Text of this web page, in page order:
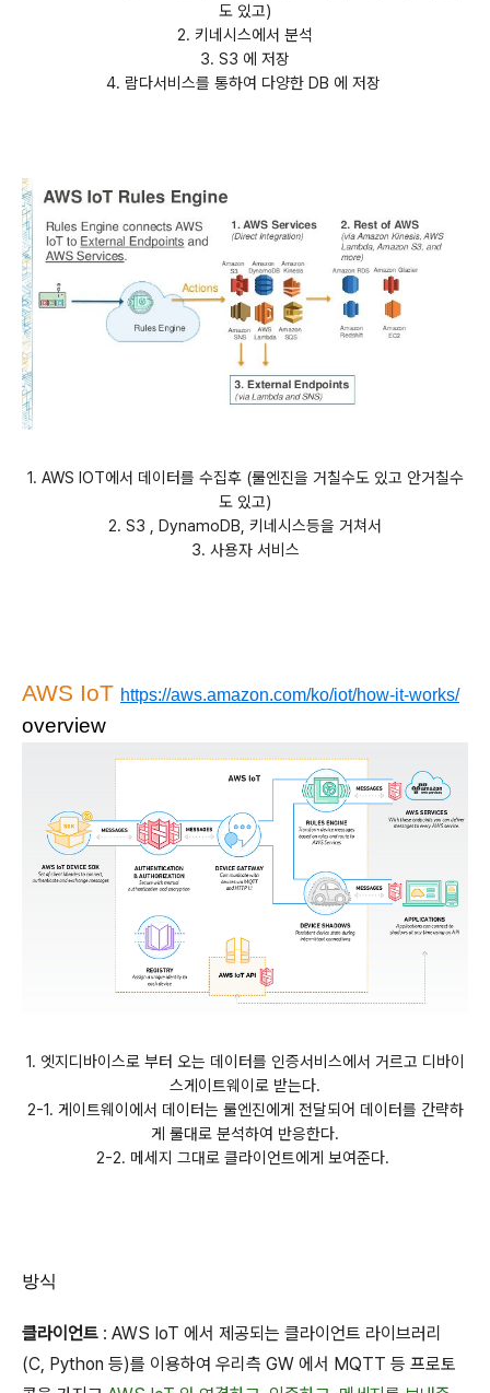
도 있고)
2. 키네시스에서 분석
3. S3 에 저장
4. 람다서비스를 통하여 다양한 DB 에 저장
1. AWS IOT에서 데이터를 수집후 (룰엔진을 거칠수도 있고 안거칠수
도 있고)
2. S3 , DynamoDB, 키네시스등을 거쳐서
3. 사용자 서비스
AWS IoT https://aws.amazon.com/ko/iot/how-it-works/
overview
1. 엣지디바이스로 부터 오는 데이터를 인증서비스에서 거르고 디바이
스게이트웨이로 받는다.
2-1. 게이트웨이에서 데이터는 룰엔진에게 전달되어 데이터를 간략하
게 룰대로 분석하여 반응한다.
2-2. 메세지 그대로 클라이언트에게 보여준다.
방식
클라이언트 : AWS IoT 에서 제공되는 클라이언트 라이브러리
(C, Python 등)를 이용하여 우리측 GW 에서 MQTT 등 프로토